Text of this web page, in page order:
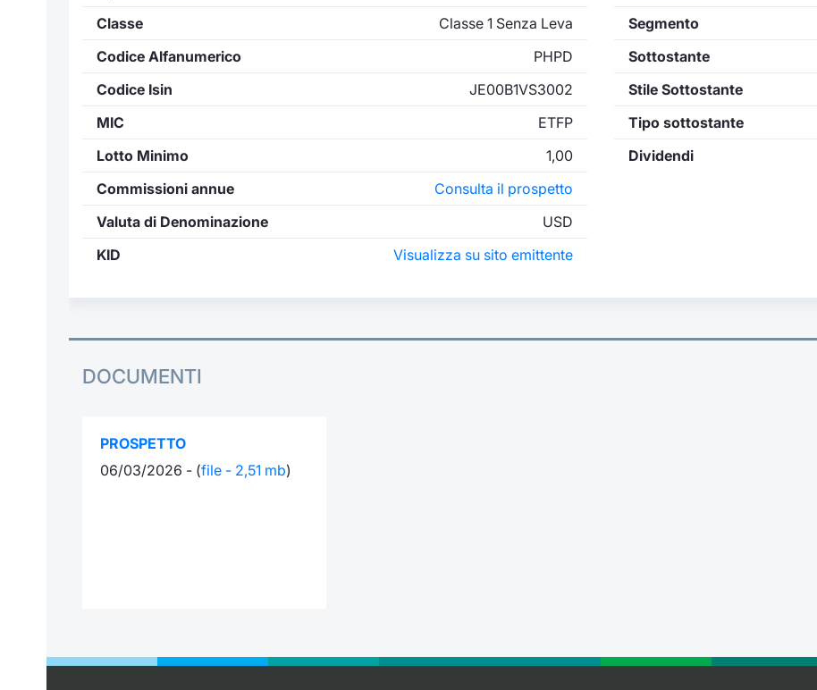
Classe
Classe 1 Senza Leva
Codice Alfanumerico
PHPD
Codice Isin
JE00B1VS3002
MIC
ETFP
Lotto Minimo
1,00
Commissioni annue
Consulta il prospetto
Valuta di Denominazione
USD
KID
Visualizza su sito emittente
Segmento
Sottostante
Stile Sottostante
Tipo sottostante
Dividendi
DOCUMENTI
PROSPETTO
06/03/2026 - (file - 2,51 mb)